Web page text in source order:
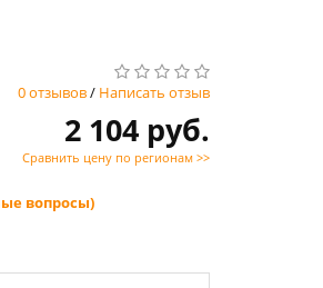
0 отзывов/ Написать отзыв
2 104 руб.
Сравнить цену по регионам >>
вопросы)